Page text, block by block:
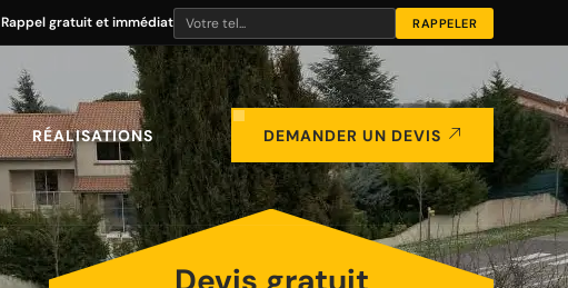
Rappel gratuit et immédiat
RÉALISATIONS DEMANDER UN DEVIS